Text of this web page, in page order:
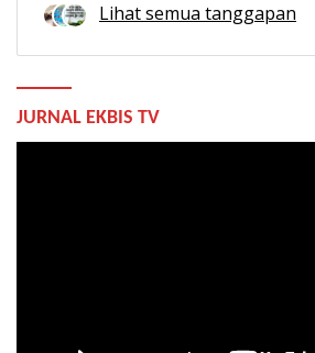
Lihat semua tanggapan
JURNAL EKBIS TV